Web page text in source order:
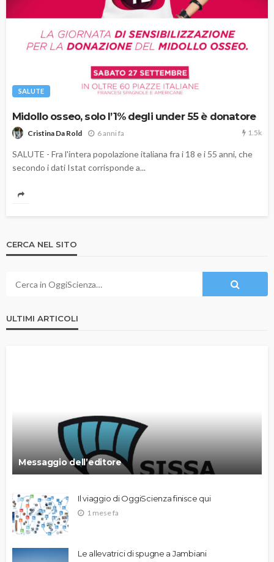
SALUTE
Midollo osseo, solo l’1% degli under 55 è donatore
Cristina Da Rold 6 anni fa 1.5k
SALUTE - Fra l'intera popolazione italiana fra i 18 e i 55 anni, che
secondo i dati Istat corrisponde a...
CERCA NEL SITO
ULTIMI ARTICOLI
Messaggio dell’editore
Il viaggio di OggiScienza finisce qui
1 mese fa
Le allevatrici di spugne a Jambiani